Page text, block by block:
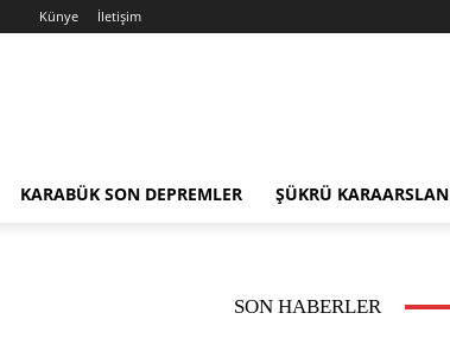
Künye İletişim
KARABÜK SON DEPREMLER ŞÜKRÜ KARAARSLAN
SON HABERLER